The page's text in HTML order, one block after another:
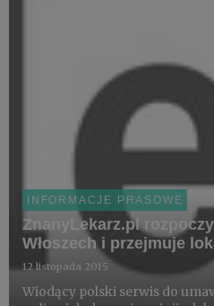
INFORMACJE PRASOWE
ZnanyLekarz.pl
Włoszech i przejmuje
12 listopada 2015
Wiodący polski serwis do